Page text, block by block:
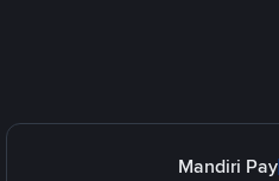
Mandiri Pay